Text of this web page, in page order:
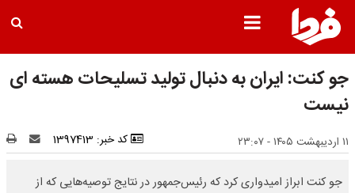
جو کنت: ایران به دنبال تولید تسلیحات هسته ای
نیست
۱۱ اردیبهشت ۱۴۰۵ - ۲۳:۰۷ کد خبر: 1397413
جو کنت ابراز امیدواری کرد که رئیس‌جمهور در نتایج توصیه‌هایی که از